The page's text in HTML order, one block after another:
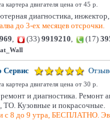
картера двигателя цена от 45 р.
диагностика,
до 3-ех месяцев отсрочки.
, (33) 9919210, (17)
Сервис
картера двигателя цена от 30 р.
и диагностика. Ремонт
ТО. Кузовные и покрасочные.
с 8 до 9 утра, БЕСПЛАТНО.